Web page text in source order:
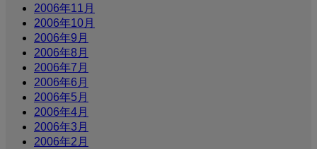
2006年11月
2006年10月
2006年9月
2006年8月
2006年7月
2006年6月
2006年5月
2006年4月
2006年3月
2006年2月